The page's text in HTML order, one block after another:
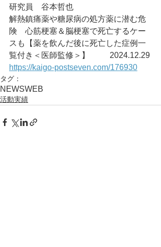
研究員　谷本哲也
解熱鎮痛薬や糖尿病の処方薬に潜む危
険　心筋梗塞＆脳梗塞で死亡するケー
スも【薬を飲んだ後に死亡した症例一
覧付き＜医師監修＞】	2024.12.29
https://kaigo-postseven.com/176930
タグ：
NEWSWEB
活動実績